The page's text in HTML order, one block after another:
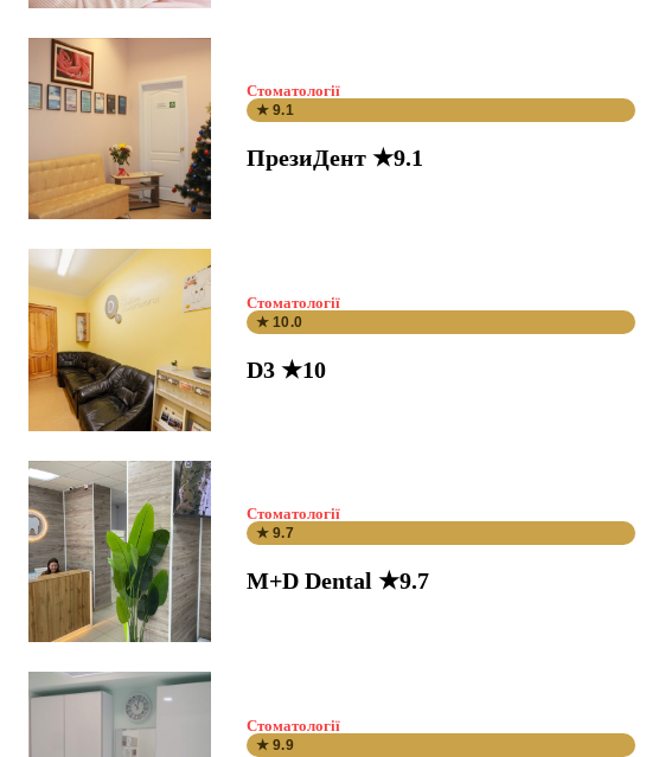
Стоматології
★ 9.1
ПрезиДент ★9.1
Стоматології
★ 10.0
D3 ★10
Стоматології
★ 9.7
M+D Dental ★9.7
Стоматології
★ 9.9